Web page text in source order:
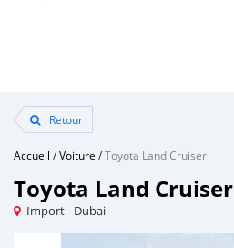
Retour
Accueil /Voiture /Toyota Land Cruiser
Toyota Land Cruiser
Import - Dubai